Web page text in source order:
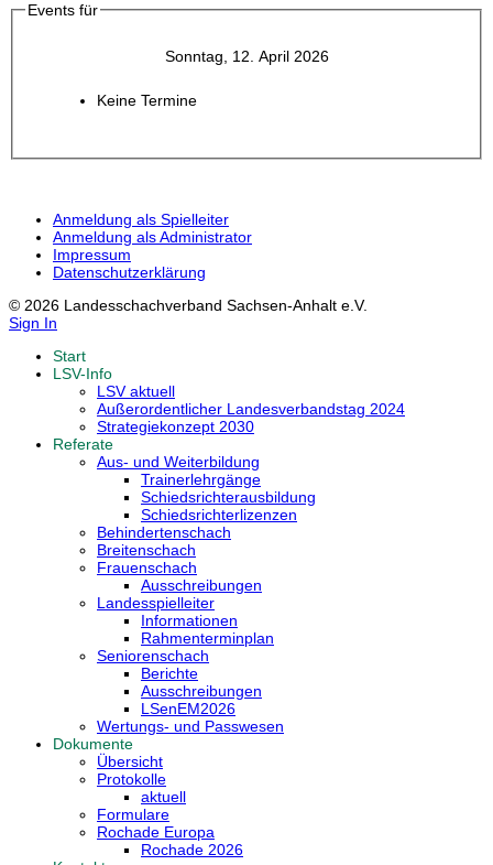
Events für
Sonntag, 12. April 2026
Keine Termine
Anmeldung als Spielleiter
Anmeldung als Administrator
Impressum
Datenschutzerklärung
© 2026 Landesschachverband Sachsen-Anhalt e.V.
Sign In
Start
LSV-Info
LSV aktuell
Außerordentlicher Landesverbandstag 2024
Strategiekonzept 2030
Referate
Aus- und Weiterbildung
Trainerlehrgänge
Schiedsrichterausbildung
Schiedsrichterlizenzen
Behindertenschach
Breitenschach
Frauenschach
Ausschreibungen
Landesspielleiter
Informationen
Rahmenterminplan
Seniorenschach
Berichte
Ausschreibungen
LSenEM2026
Wertungs- und Passwesen
Dokumente
Übersicht
Protokolle
aktuell
Formulare
Rochade Europa
Rochade 2026